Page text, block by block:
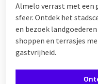
Almelo verrast met een
sfeer. Ontdek het
en bezoek
shoppen en terrasjes
gastvrijheid.